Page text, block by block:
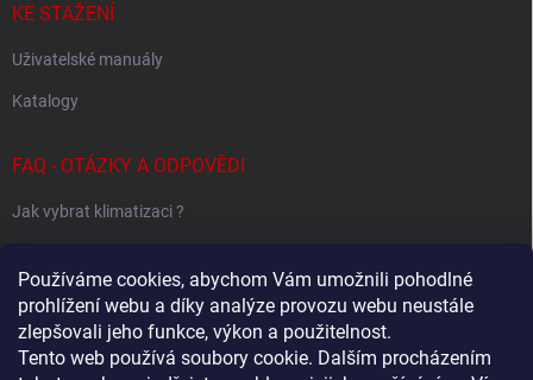
Používáme cookies, abychom Vám umožnili pohodlné
prohlížení webu a díky analýze provozu webu neustále
zlepšovali jeho funkce, výkon a použitelnost.
Tento web používá soubory cookie. Dalším procházením
KE STAŽENÍ
Uživatelské manuály
Katalogy
FAQ - OTÁZKY A ODPOVĚDI
Jak vybrat klimatizaci ?
Jak určit potřebný výkon klimatizace ?